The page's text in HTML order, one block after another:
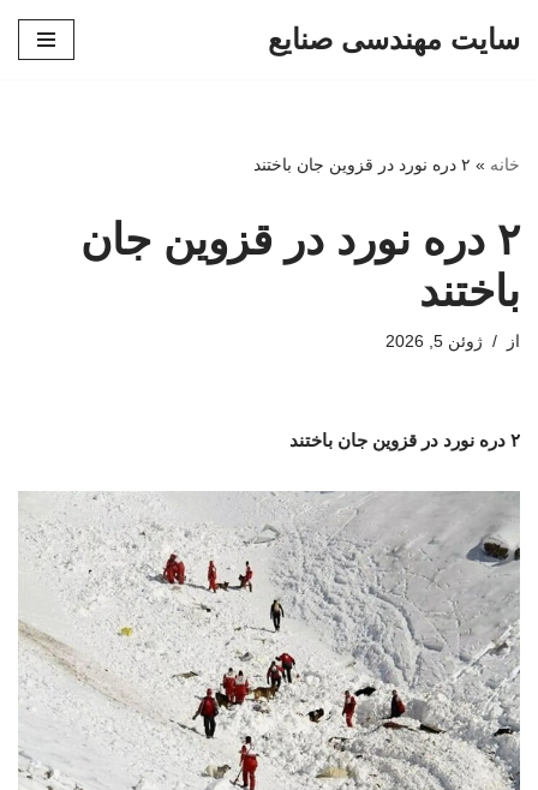
سایت مهندسی صنایع
خانه » ۲ دره نورد در قزوین جان باختند
۲ دره نورد در قزوین جان
باختند
از ژوئن 5, 2026
۲ دره نورد در قزوین جان باختند